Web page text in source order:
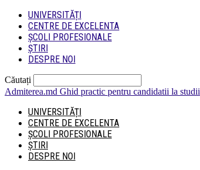
UNIVERSITĂȚI
CENTRE DE EXCELENTA
ȘCOLI PROFESIONALE
ȘTIRI
DESPRE NOI
Căutați
Admiterea.md Ghid practic pentru candidatii la studii
UNIVERSITĂȚI
CENTRE DE EXCELENTA
ȘCOLI PROFESIONALE
ȘTIRI
DESPRE NOI